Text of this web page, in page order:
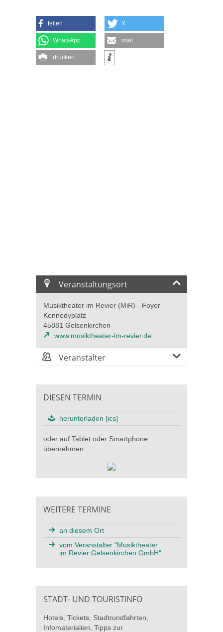
teilen X
WhatsApp mail
drucken
Veranstaltungsort
Musiktheater im Revier (MiR) - Foyer
Kennedyplatz
45881 Gelsenkirchen
www.musiktheater-im-revier.de
Veranstalter
DIESEN TERMIN
herunterladen [ics]
oder auf Tablet oder Smartphone
übernehmen:
WEITERE TERMINE
an diesem Ort
vom Veranstalter "Musiktheater
im Revier Gelsenkirchen GmbH"
STADT- UND TOURISTINFO
Hotels, Tickets, Stadtrundfahrten,
Infomaterialien, Tipps zur